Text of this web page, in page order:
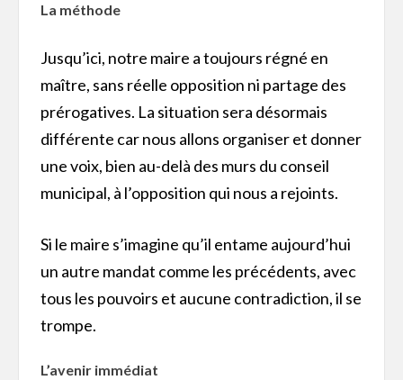
La méthode
Jusqu’ici, notre maire a toujours régné en
maître, sans réelle opposition ni partage des
prérogatives. La situation sera désormais
différente car nous allons organiser et donner
une voix, bien au-delà des murs du conseil
municipal, à l’opposition qui nous a rejoints.
Si le maire s’imagine qu’il entame aujourd’hui
un autre mandat comme les précédents, avec
tous les pouvoirs et aucune contradiction, il se
trompe.
L’avenir immédiat